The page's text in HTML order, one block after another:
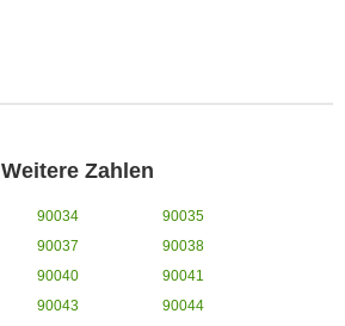
Weitere Zahlen
90034
90035
90037
90038
90040
90041
90043
90044